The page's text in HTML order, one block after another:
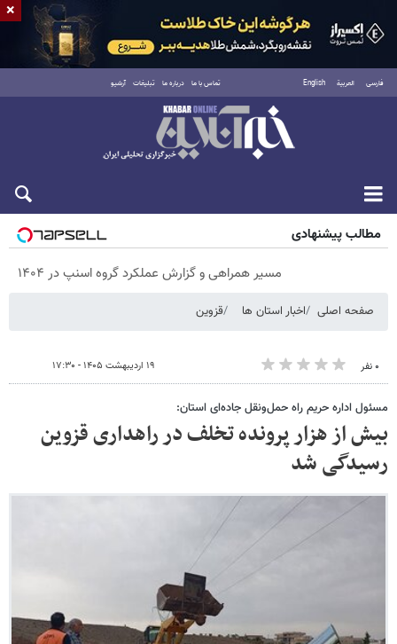
فارسی العربية English تماس با ما درباره ما تبلیغات آرشیو
جمعه ۱۶ مرداد ۱۴۰۵
مطالب پیشنهادی
مسیر همراهی و گزارش عملکرد گروه اسنپ در ۱۴۰۴
صفحه اصلی اخبار استان ها قزوین
۰ نفر ۱۹ اردیبهشت ۱۴۰۵ - ۱۷:۳۰
مسئول اداره حریم راه حمل‌ونقل جاده‌ای استان:
بیش از هزار پرونده تخلف در راهداری قزوین
رسیدگی شد
×